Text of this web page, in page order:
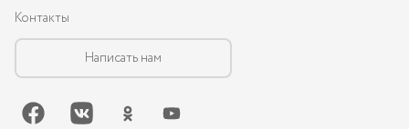
Контакты
Написать нам